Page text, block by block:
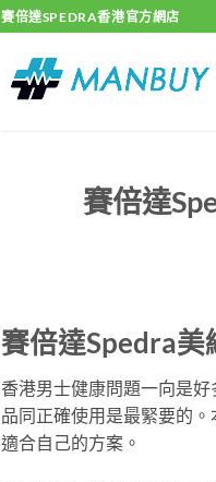
賽倍達SPEDRA香港官方網店
賽倍達
賽倍達Spedra
香港男士健康問題一向是
品同正確使用是最緊要的
適合自己的方案。